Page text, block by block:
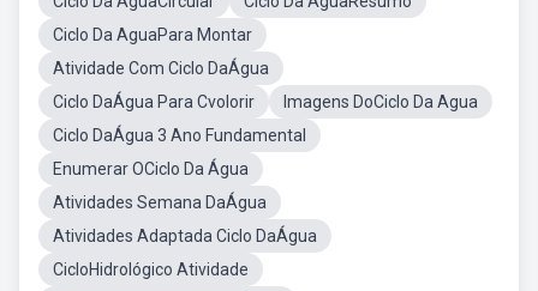
Ciclo Da AguaPara Montar
Atividade Com Ciclo DaÁgua
Ciclo DaÁgua Para Cvolorir
Imagens DoCiclo Da Agua
Ciclo DaÁgua 3 Ano Fundamental
Enumerar OCiclo Da Água
Atividades Semana DaÁgua
Atividades Adaptada Ciclo DaÁgua
CicloHidrológico Atividade